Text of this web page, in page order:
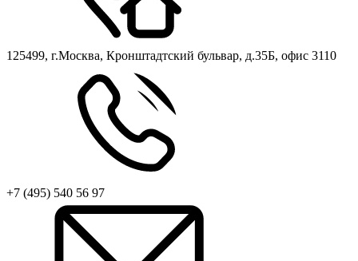
125499, г.Москва, Кронштадтский бульвар, д.35Б, офис 3110
+7 (495) 540 56 97